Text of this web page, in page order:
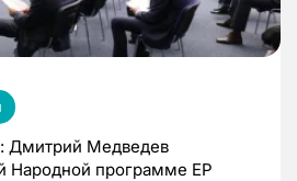
Дмитрий Медведев
Народной программе ЕР